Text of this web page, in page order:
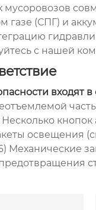
мусоровозов
(СПГ) и
с нашей
входят
освещения
Механические